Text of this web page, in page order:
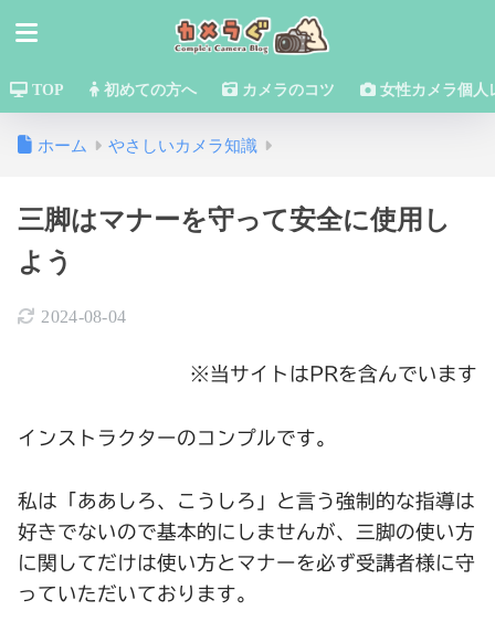
TOP 初めての方へ カメラのコツ 女性カメラ個人
ホーム やさしいカメラ知識
三脚はマナーを守って安全に使用し
よう
2024-08-04
※当サイトはPRを含んでいます
インストラクターのコンプルです。
私は「ああしろ、こうしろ」と言う強制的な指導は
好きでないので基本的にしませんが、三脚の使い方
に関してだけは使い方とマナーを必ず受講者様に守
っていただいております。